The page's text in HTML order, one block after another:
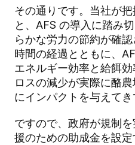
その通りです。当社が
と、AFS の導入に踏み
らかな労力の節約が確
時間の経過とともに、
エネルギー効率と給餌
ロスの減少が実際に酪
にインパクトを与えてき
ですので、政府が規制
援のための助成金を設